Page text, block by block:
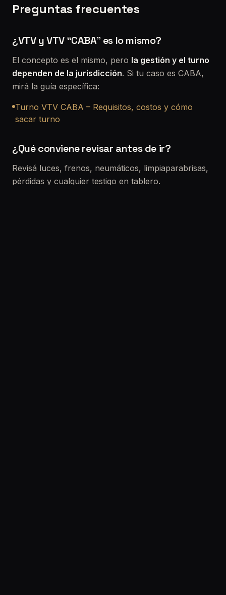
Preguntas frecuentes
¿VTV y VTV “CABA” es lo mismo?
El concepto es el mismo, pero la gestión y el turno
dependen de la jurisdicción. Si tu caso es CABA,
mirá la guía específica:
Turno VTV CABA – Requisitos, costos y cómo
sacar turno
¿Qué conviene revisar antes de ir?
Revisá luces, frenos, neumáticos, limpiaparabrisas,
pérdidas y cualquier testigo en tablero.